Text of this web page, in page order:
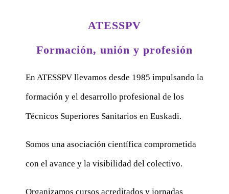
ATESSPV
Formación, unión y profesión
En ATESSPV llevamos desde 1985 impulsando la
formación y el desarrollo profesional de los
Técnicos Superiores Sanitarios en Euskadi.
Somos una asociación científica comprometida
con el avance y la visibilidad del colectivo.
Organizamos cursos acreditados y jornadas